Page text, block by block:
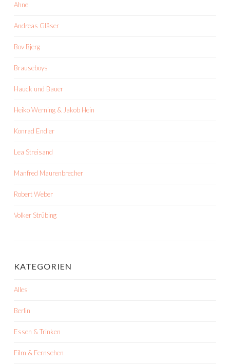
Ahne
Andreas Gläser
Bov Bjerg
Brauseboys
Hauck und Bauer
Heiko Werning & Jakob Hein
Konrad Endler
Lea Streisand
Manfred Maurenbrecher
Robert Weber
Volker Strübing
KATEGORIEN
Alles
Berlin
Essen & Trinken
Film & Fernsehen